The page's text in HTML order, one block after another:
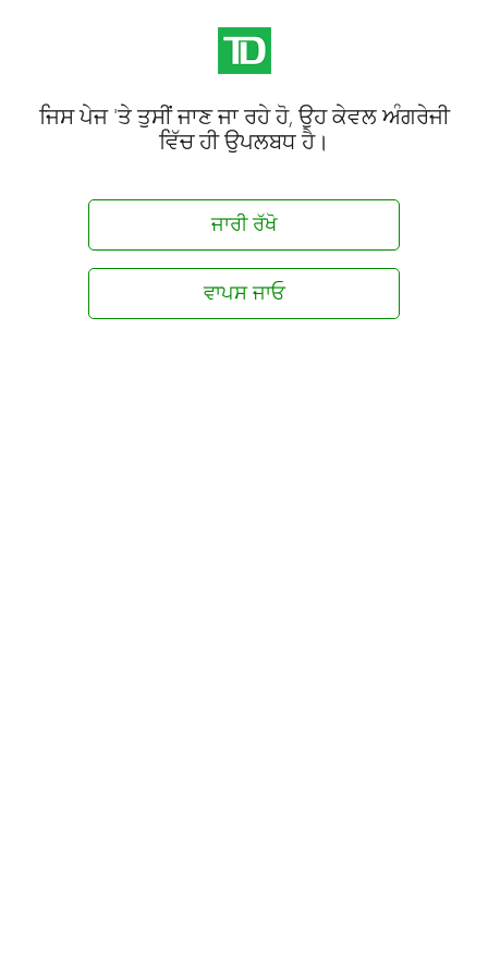
ਜਿਸ ਪੇਜ 'ਤੇ ਤੁਸੀਂ ਜਾਣ ਜਾ ਰਹੇ ਹੋ, ਉਹ ਕੇਵਲ ਅੰਗਰੇਜੀ
ਵਿੱਚ ਹੀ ਉਪਲਬਧ ਹੈ।
ਜਾਰੀ ਰੱਖੋ
ਵਾਪਸ ਜਾਓ